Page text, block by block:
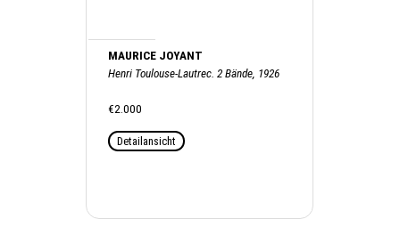
MAURICE JOYANT
Henri Toulouse-Lautrec. 2 Bände, 1926
€2.000
Detailansicht